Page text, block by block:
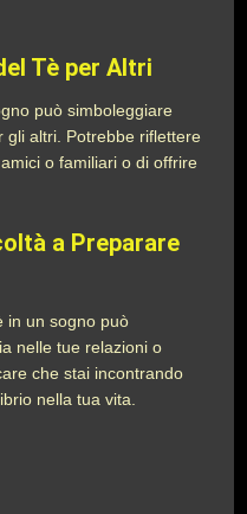
Tè per Altri
può simboleggiare
gli altri. Potrebbe riflettere
o familiari o di offrire
a Preparare
in un sogno può
nelle tue relazioni o
che stai incontrando
nella tua vita.